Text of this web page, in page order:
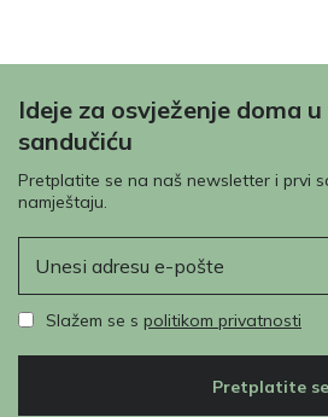
Ideje za osvježenje doma
sandučiću
Pretplatite se na naš newsletter i prvi
namještaju.
Slažem se s politikom privatnosti
Pretplatite se